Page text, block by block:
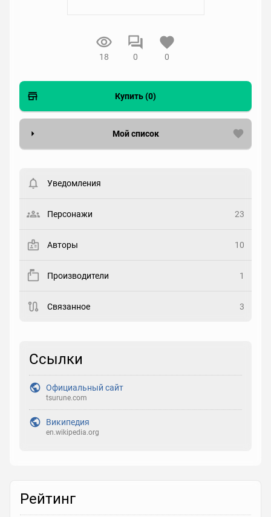
18 0 0
Купить (0)
Мой список
Статус
Рейтинг
Реакция
Уведомления
Персонажи 23
Авторы 10
Производители 1
Связанное 3
Ссылки
Официальный сайт
tsurune.com
Википедия
en.wikipedia.org
Рейтинг